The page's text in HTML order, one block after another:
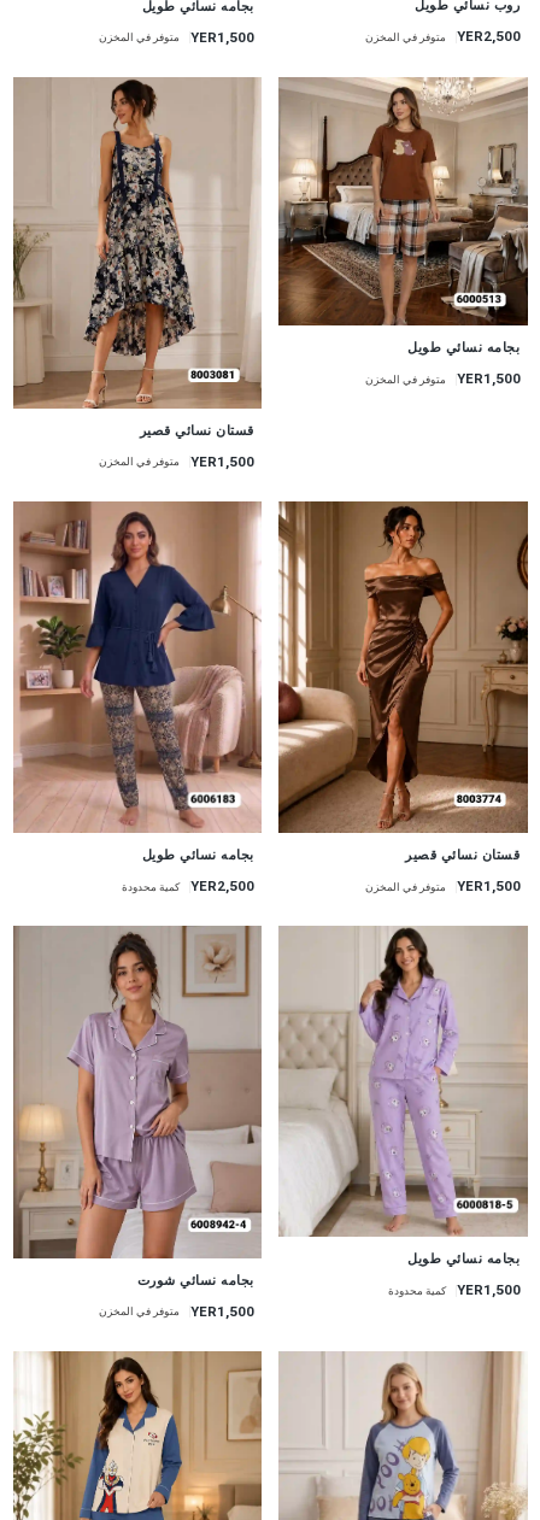
روب نسائي طويل
YER2,500 متوفر في المخزن
بجامه نسائي طويل
YER1,500 متوفر في المخزن
بجامه نسائي طويل
YER1,500 متوفر في المخزن
قستان نسائي قصير
YER1,500 متوفر في المخزن
جديد
قستان نسائي قصير
YER1,500 متوفر في المخزن
جديد
بجامه نسائي طويل
YER2,500 كمية محدودة
جديد
بجامه نسائي طويل
YER1,500 كمية محدودة
بجامه نسائي شورت
YER1,500 متوفر في المخزن